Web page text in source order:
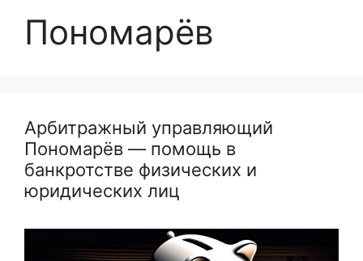
Пономарёв
Арбитражный управляющий
Пономарёв — помощь в
банкротстве физических и
юридических лиц